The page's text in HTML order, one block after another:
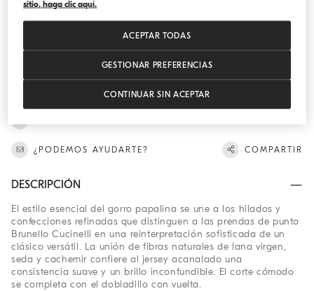
Gorro papalina en punto de lana virgen, seda y cachemir
¿PODEMOS AYUDARTE? COMPARTIR
DESCRIPCIÓN
El estilo esencial del gorro papalina se une a los hilados y
confecciones refinadas que distinguen a las prendas de punto
Brunello Cucinelli en una reinterpretación sofisticada de un
clásico versátil. La unión de fibras naturales de lana virgen,
seda y cachemir confiere al jersey acanalado una
consistencia suave y un brillo inconfundible. El corte cómodo
se completa con el dobladillo con vuelta.
sitio, haga clic aquí.
GESTIONAR PREFERENCIAS
CONTINUAR SIN ACEPTAR
ACEPTAR TODAS